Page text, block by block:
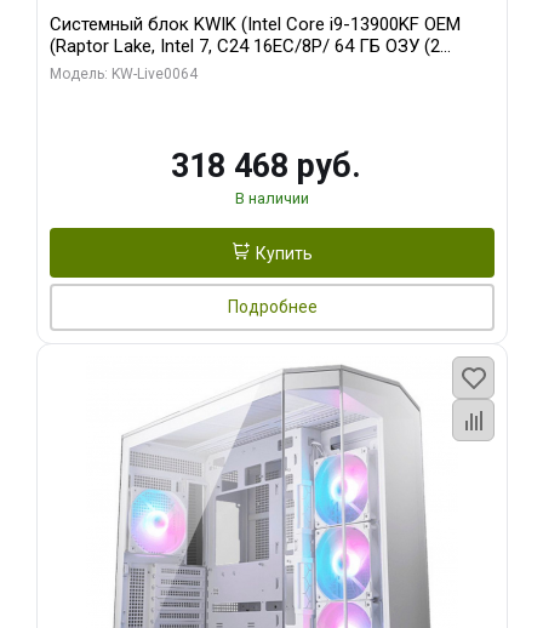
Системный блок KWIK (Intel Core i9-13900KF OEM
(Raptor Lake, Intel 7, C24 16EC/8P/ 64 ГБ ОЗУ (2
модуля)/ ASUS RTX5080 PROART OC 16GB GDDR7
Модель: KW-Live0064
318 468 руб.
В наличии
Купить
Подробнее